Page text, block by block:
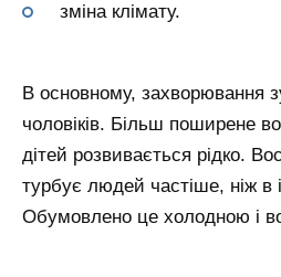
зміна клімату.
В основному, захворювання
чоловіків. Більш поширене
дітей розвивається рідко.
турбує людей частіше, ніж в
Обумовлено це холодною і